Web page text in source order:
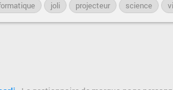
joli projecteur science